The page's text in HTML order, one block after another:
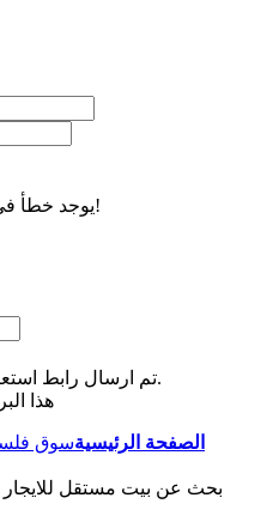
يوجد خطأ في اسم المستخدم أو كلمة المرور!
تم ارسال رابط استعادة كلمة المرور الى بريدك بنجاح.
هذا
الصفحة الرئيسية
بحث عن بيت مستقل للايجار